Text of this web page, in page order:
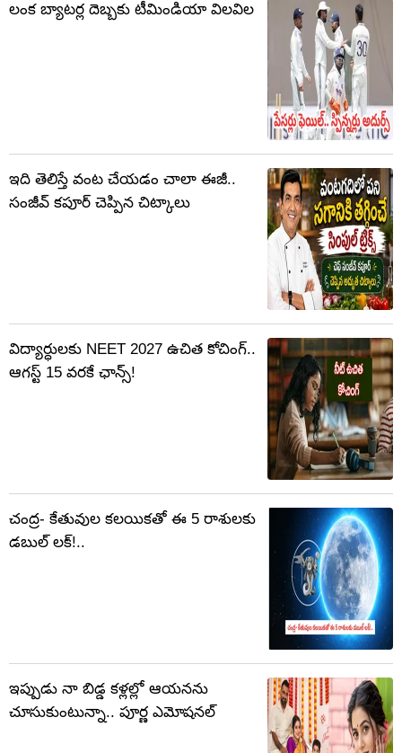
లంక బ్యాటర్ల దెబ్బకు టీమిండియా విలవిల
ఇది తెలిస్తే వంట చేయడం చాలా ఈజీ..
సంజీవ్ కపూర్ చెప్పిన చిట్కాలు
విద్యార్ధులకు NEET 2027 ఉచిత కోచింగ్‌..
ఆగస్ట్ 15 వరకే ఛాన్స్!
చంద్ర- కేతువుల కలయికతో ఈ 5 రాశులకు
డబుల్ లక్!..
ఇప్పుడు నా బిడ్డ కళ్లల్లో ఆయనను
చూసుకుంటున్నా.. పూర్ణ ఎమోషనల్